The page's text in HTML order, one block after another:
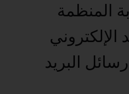
المنظمة
الإلكتروني
البريد